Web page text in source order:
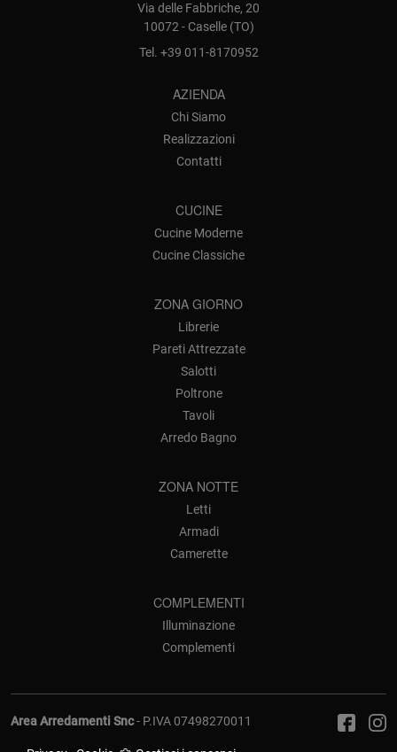
Via delle Fabbriche, 20
10072 - Caselle (TO)
Tel. +39 011-8170952
AZIENDA
Chi Siamo
Realizzazioni
Contatti
CUCINE
Cucine Moderne
Cucine Classiche
ZONA GIORNO
Librerie
Pareti Attrezzate
Salotti
Poltrone
Tavoli
Arredo Bagno
ZONA NOTTE
Letti
Armadi
Camerette
COMPLEMENTI
Illuminazione
Complementi
Area Arredamenti Snc- P.IVA 07498270011